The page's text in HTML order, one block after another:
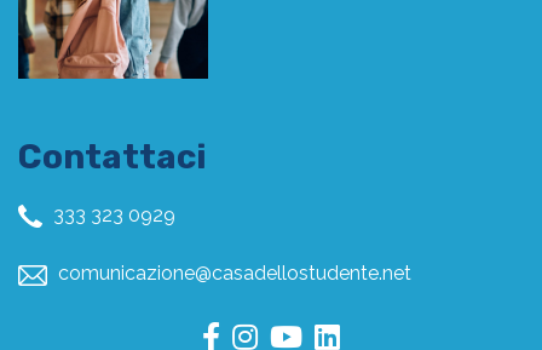
Contattaci
333 323 0929
comunicazione@casadellostudente.net